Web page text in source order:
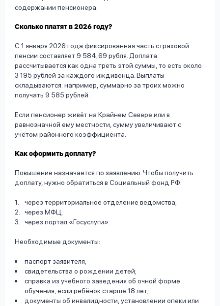
содержании пенсионера.
Сколько платят в 2026 году?
С 1 января 2026 года фиксированная часть страховой
пенсии составляет 9 584,69 рубля. Доплата
рассчитывается как одна треть этой суммы, то есть около
3 195 рублей за каждого иждивенца. Выплаты
складываются: например, суммарно за троих можно
получать 9 585 рублей.
Если пенсионер живёт на Крайнем Севере или в
равнозначной ему местности, сумму увеличивают с
учётом районного коэффициента.
Как оформить доплату?
Повышение назначается по заявлению. Чтобы получить
доплату, нужно обратиться в Социальный фонд РФ:
через территориальное отделение ведомства;
через МФЦ;
через портал «Госуслуги».
Необходимые документы:
паспорт заявителя;
свидетельства о рождении детей;
справка из учебного заведения об очной форме
обучения, если ребёнок старше 18 лет;
документы об инвалидности, установлении опеки или